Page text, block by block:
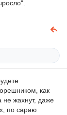
как
не жахнут, даже
по сараю